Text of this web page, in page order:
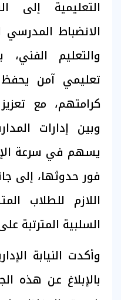
التعليمية إلى
الانضباط المدرسي
والتعليم
تعليمي آمن
كرامتهم، مع
وبين إدارات
يسهم في سرعة
فور حدوثها، إلى
اللازم للطلاب
السلبية المترتبة
وأكدت النيابة
بالإبلاغ عن هذه